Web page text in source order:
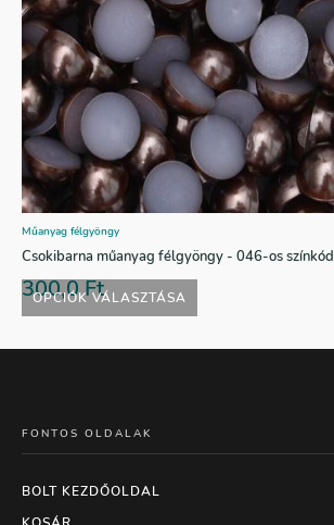
OPCIÓK VÁLASZTÁSA
Műanyag félgyöngy
Csokibarna műanyag félgyöngy - 046-os színkód
300,0Ft
FONTOS OLDALAK
BOLT KEZDŐOLDAL